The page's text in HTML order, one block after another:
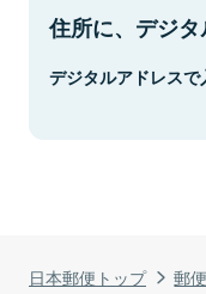
日本郵便トップ 郵
住所に、デジタ
デジタルアドレスで